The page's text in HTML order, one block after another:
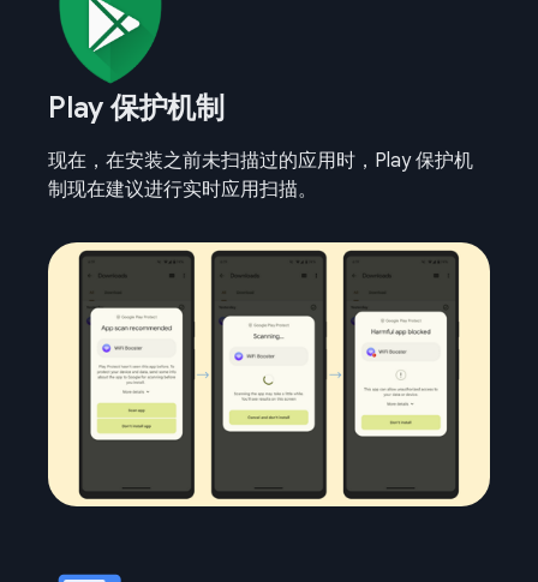
Play 保护机制
现在，在安装之前未扫描过的应用时，Play 保护机
制现在建议进行实时应用扫描。